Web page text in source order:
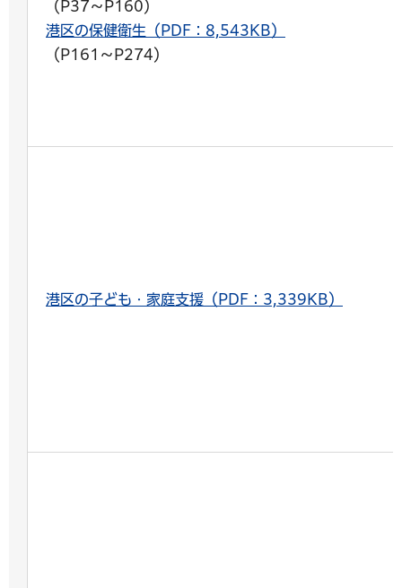
（P37～P160）
港区の保健衛生（PDF：8,543KB）
（P161～P274）
港区の子ども・家庭支援（PDF：3,339KB）